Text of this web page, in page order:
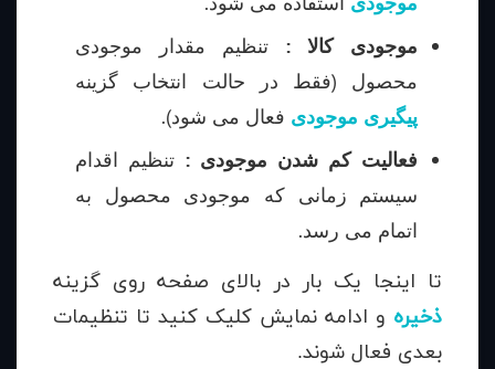
موجودی کالا : تنظیم مقدار موجودی
محصول (فقط در حالت انتخاب گزینه
پیگیری موجودی فعال می شود).
فعالیت کم شدن موجودی : تنظیم اقدام
سیستم زمانی که موجودی محصول به
اتمام می رسد.
تا اینجا یک بار در بالای صفحه روی گزینه
ذخیره و ادامه نمایش کلیک کنید تا تنظیمات
بعدی فعال شوند.